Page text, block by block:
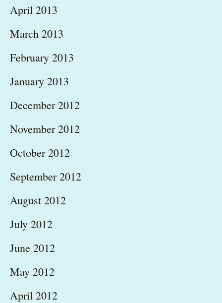
April 2013
March 2013
February 2013
January 2013
December 2012
November 2012
October 2012
September 2012
August 2012
July 2012
June 2012
May 2012
April 2012